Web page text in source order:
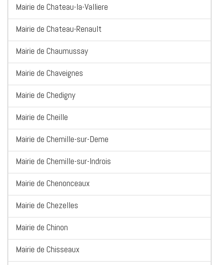
Mairie de Chateau-la-Valliere
Mairie de Chateau-Renault
Mairie de Chaumussay
Mairie de Chaveignes
Mairie de Chedigny
Mairie de Cheille
Mairie de Chemille-sur-Deme
Mairie de Chemille-sur-Indrois
Mairie de Chenonceaux
Mairie de Chezelles
Mairie de Chinon
Mairie de Chisseaux